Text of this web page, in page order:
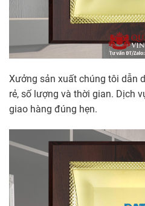
Xưởng sản xuất chúng tôi dẫn
rẻ, số lượng và thời gian. Dịch
giao hàng đúng hẹn.